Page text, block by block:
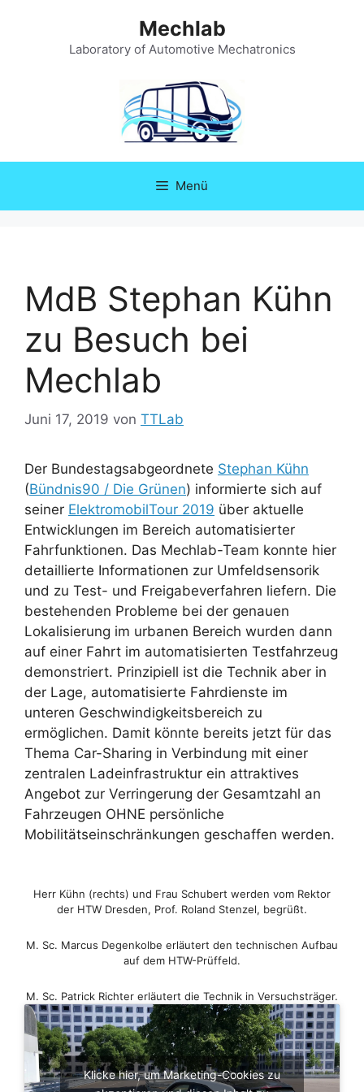
Mechlab
Laboratory of Automotive Mechatronics
Menü
MdB Stephan Kühn
zu Besuch bei
Mechlab
Juni 17, 2019 von TTLab
Der Bundestagsabgeordnete Stephan Kühn
(Bündnis90 / Die Grünen) informierte sich auf
seiner ElektromobilTour 2019 über aktuelle
Entwicklungen im Bereich automatisierter
Fahrfunktionen. Das Mechlab-Team konnte hier
detaillierte Informationen zur Umfeldsensorik
und zu Test- und Freigabeverfahren liefern. Die
bestehenden Probleme bei der genauen
Lokalisierung im urbanen Bereich wurden dann
auf einer Fahrt im automatisierten Testfahrzeug
demonstriert. Prinzipiell ist die Technik aber in
der Lage, automatisierte Fahrdienste im
unteren Geschwindigkeitsbereich zu
ermöglichen. Damit könnte bereits jetzt für das
Thema Car-Sharing in Verbindung mit einer
zentralen Ladeinfrastruktur ein attraktives
Angebot zur Verringerung der Gesamtzahl an
Fahrzeugen OHNE persönliche
Mobilitätseinschränkungen geschaffen werden.
Herr Kühn (rechts) und Frau Schubert werden vom Rektor
der HTW Dresden, Prof. Roland Stenzel, begrüßt.
M. Sc. Marcus Degenkolbe erläutert den technischen Aufbau
auf dem HTW-Prüffeld.
M. Sc. Patrick Richter erläutert die Technik in Versuchsträger.
Klicke hier, um Marketing-Cookies zu